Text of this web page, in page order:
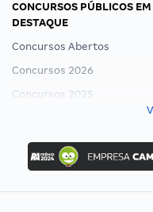
CONCURSOS PÚBLICOS EM
DESTAQUE
Concursos Abertos
Concursos 2026
Concursos 2025
Concurso Ibama
Concurso MPU
Editais publicados